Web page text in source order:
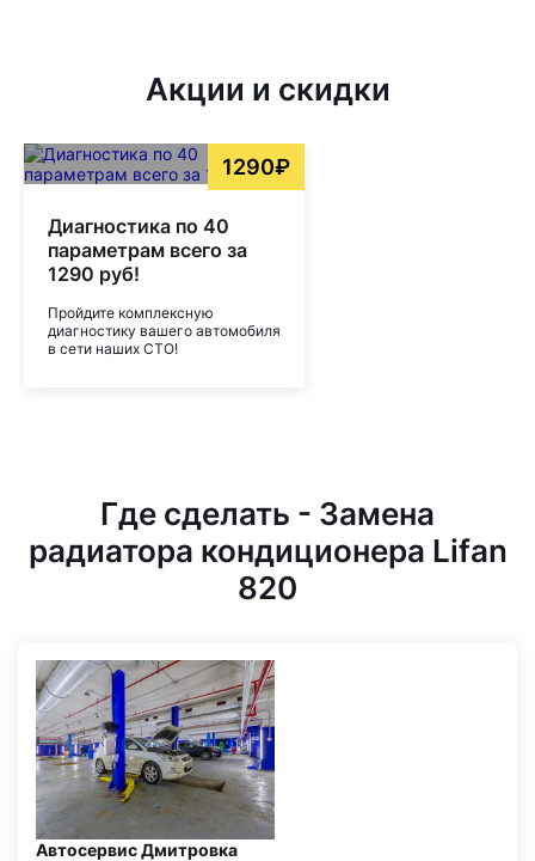
Акции и скидки
1290₽
Диагностика по 40
параметрам всего за
1290 руб!
Пройдите комплексную
диагностику вашего автомобиля
в сети наших СТО!
Где сделать - Замена
радиатора кондиционера Lifan
820
Автосервис Дмитровка